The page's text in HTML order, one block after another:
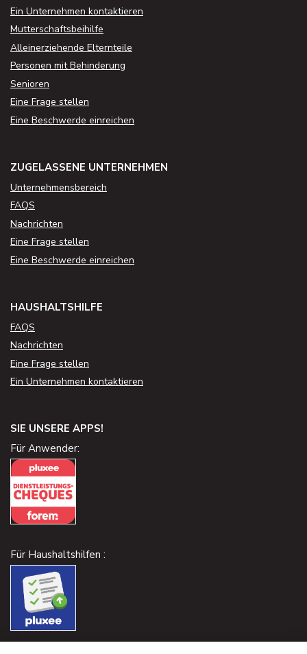
Ein Unternehmen kontaktieren
Mutterschaftsbeihilfe
Alleinerziehende Elternteile
Personen mit Behinderung
Senioren
Eine Frage stellen
Eine Beschwerde einreichen
ZUGELASSENE UNTERNEHMEN
Unternehmensbereich
FAQS
Nachrichten
Eine Frage stellen
Eine Beschwerde einreichen
HAUSHALTSHILFE
FAQS
Nachrichten
Eine Frage stellen
Ein Unternehmen kontaktieren
SIE UNSERE APPS!
Für Anwender:
Für Haushaltshilfen :